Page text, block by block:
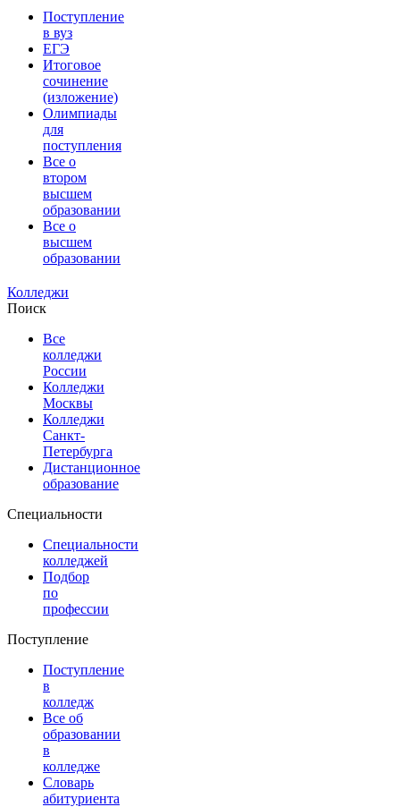
Поступление
в вуз
ЕГЭ
Итоговое
сочинение
(изложение)
Олимпиады
для
поступления
Все о
втором
высшем
образовании
Все о
высшем
образовании
Колледжи
Поиск
Все
колледжи
России
Колледжи
Москвы
Колледжи
Санкт-
Петербурга
Дистанционное
образование
Специальности
Специальности
колледжей
Подбор
по
профессии
Поступление
Поступление
в
колледж
Все об
образовании
в
колледже
Словарь
абитуриента